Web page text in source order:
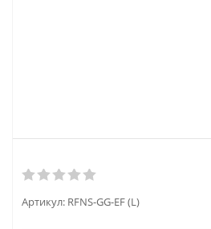
Артикул: RFNS-GG-EF (L)